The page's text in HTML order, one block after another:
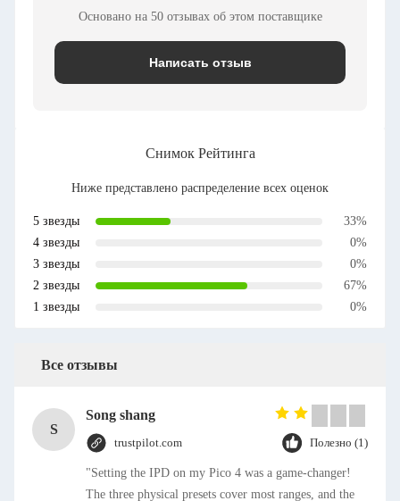
Основано на 50 отзывах об этом поставщике
Написать отзыв
Снимок Рейтинга
Ниже представлено распределение всех оценок
5 звезды
33%
4 звезды
0%
3 звезды
0%
2 звезды
67%
1 звезды
0%
Все отзывы
S
Song shang
trustpilot.com Полезно (1)
"Setting the IPD on my Pico 4 was a game-changer!
The three physical presets cover most ranges, and the